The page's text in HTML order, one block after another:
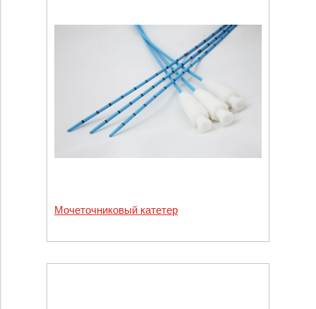
Мочеточниковый катетер